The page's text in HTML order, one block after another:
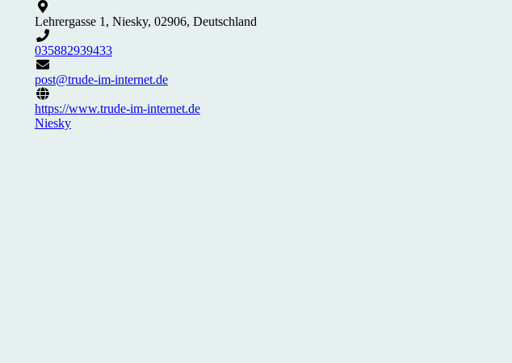
Lehrergasse 1, Niesky, 02906, Deutschland
035882939433
post@trude-im-internet.de
https://www.trude-im-internet.de
Niesky